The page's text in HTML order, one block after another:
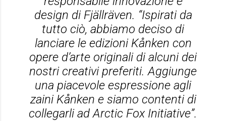
design di Fjällräven. “Ispirati da
tutto ciò, abbiamo deciso di
lanciare le edizioni Kånken con
opere d’arte originali di alcuni dei
nostri creativi preferiti. Aggiunge
una piacevole espressione agli
zaini Kånken e siamo contenti di
collegarli ad Arctic Fox Initiative”.